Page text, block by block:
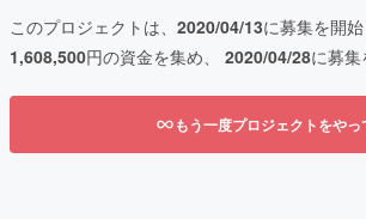
このプロジェクトは、 2020/04/13に募集を開始
1,608,500円の資金を集め、 2020/04/28に募
もう一度プロジェクトをや